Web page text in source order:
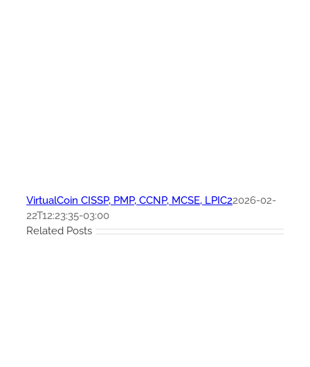
VirtualCoin CISSP, PMP, CCNP, MCSE, LPIC22026-02-
22T12:23:35-03:00
Related Posts